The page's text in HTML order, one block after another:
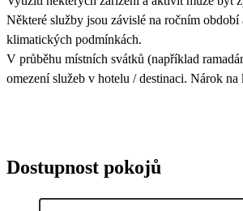
Některé služby jsou závislé na ročním období
klimatických podmínkách.
V průběhu místních svátků (například
omezení služeb v hotelu / destinaci. Nárok
Dostupnost pokojů